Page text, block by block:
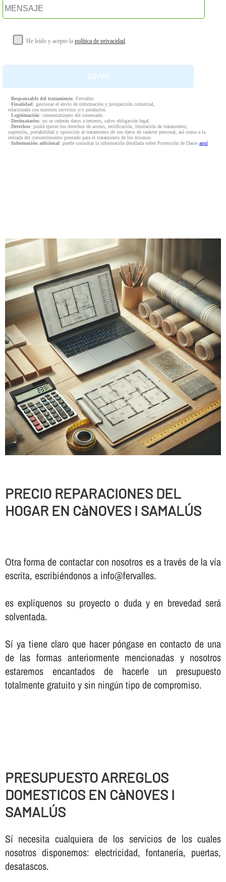
He leído y acepto la política de privacidad.
· Responsable del tratamiento: Fervalles
· Finalidad: gestionar el envío de información y prospección comercial,
relacionada con nuestros servicios y/o productos.
· Legitimación: consentimiento del interesado.
· Destinatarios: no se cederán datos a terceros, salvo obligación legal.
· Derechos: podrá ejercer los derechos de acceso, rectificación, limitación de tratamiento,
supresión, portabilidad y oposición al tratamiento de sus datos de carácter personal, así como a la
retirada del consentimiento prestado para el tratamiento de los mismos.
· Información adicional: puede consultar la información detallada sobre Protección de Datos aquí.
PRECIO REPARACIONES DEL
HOGAR EN CàNOVES I SAMALÚS
Otra forma de contactar con nosotros es a través de la vía
escrita, escribiéndonos a info@fervalles.
es explíquenos su proyecto o duda y en brevedad será
solventada.
Sí ya tiene claro que hacer póngase en contacto de una
de las formas anteriormente mencionadas y nosotros
estaremos encantados de hacerle un presupuesto
totalmente gratuito y sin ningún tipo de compromiso.
PRESUPUESTO ARREGLOS
DOMESTICOS EN CàNOVES I
SAMALÚS
Sí necesita cualquiera de los servicios de los cuales
nosotros disponemos: electricidad, fontanería, puertas,
desatascos.